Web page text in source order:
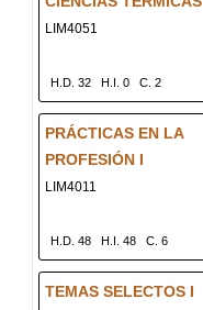
LIM4051
H.D. 32 H.I. 0 C. 2
PRÁCTICAS EN LA
PROFESIÓN I
LIM4011
H.D. 48 H.I. 48 C. 6
TEMAS SELECTOS I